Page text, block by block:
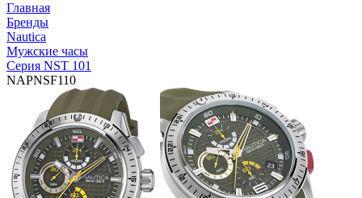
Главная
Бренды
Nautica
Мужские часы
Серия NST 101
NAPNSF110